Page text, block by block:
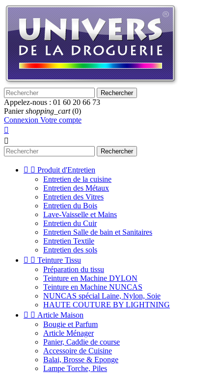
Rechercher
Appelez-nous : 01 60 20 66 73
Panier shopping_cart (0)
Connexion Votre compte


Rechercher
  Produit d'Entretien
Entretien de la cuisine
Entretien des Métaux
Entretien des Vitres
Entretien du Bois
Lave-Vaisselle et Mains
Entretien du Cuir
Entretien Salle de bain et Sanitaires
Entretien Textile
Entretien des sols
  Teinture Tissu
Préparation du tissu
Teinture en Machine DYLON
Teinture en Machine NUNCAS
NUNCAS spécial Laine, Nylon, Soie
HAUTE COUTURE BY LIGHTNING
  Article Maison
Bougie et Parfum
Article Ménager
Panier, Caddie de course
Accessoire de Cuisine
Balai, Brosse & Eponge
Lampe Torche, Piles